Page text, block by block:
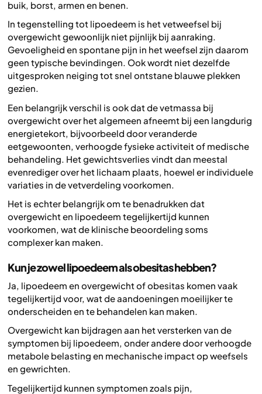
buik, borst, armen en benen.
In tegenstelling tot lipoedeem is het vetweefsel bij
overgewicht gewoonlijk niet pijnlijk bij aanraking.
Gevoeligheid en spontane pijn in het weefsel zijn daarom
geen typische bevindingen. Ook wordt niet dezelfde
uitgesproken neiging tot snel ontstane blauwe plekken
gezien.
Een belangrijk verschil is ook dat de vetmassa bij
overgewicht over het algemeen afneemt bij een langdurig
energietekort, bijvoorbeeld door veranderde
eetgewoonten, verhoogde fysieke activiteit of medische
behandeling. Het gewichtsverlies vindt dan meestal
evenrediger over het lichaam plaats, hoewel er individuele
variaties in de vetverdeling voorkomen.
Het is echter belangrijk om te benadrukken dat
overgewicht en lipoedeem tegelijkertijd kunnen
voorkomen, wat de klinische beoordeling soms
complexer kan maken.
Kun je zowel lipoedeem als obesitas hebben?
Ja, lipoedeem en overgewicht of obesitas komen vaak
tegelijkertijd voor, wat de aandoeningen moeilijker te
onderscheiden en te behandelen kan maken.
Overgewicht kan bijdragen aan het versterken van de
symptomen bij lipoedeem, onder andere door verhoogde
metabole belasting en mechanische impact op weefsels
en gewrichten.
Tegelijkertijd kunnen symptomen zoals pijn,